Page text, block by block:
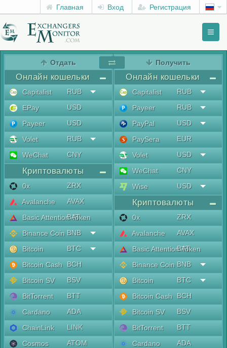
Главная Вход Регистрация
Отдать
Онлайн кошельки
Capitalist
RUB
EPay
USD
Payeer
USD
Volet
RUB
WeChat
CNY
Криптовалюты
0x
ZRX
Avalanche
AVAX
Basic Attention Token
BAT
Binance Coin BNB
Bitcoin
BTC
Bitcoin Cash
BCH
Bitcoin SV
BSV
BitTorrent
BTT
Cardano
ADA
ChainLink
LINK
Cosmos
ATOM
Получить
Онлайн кошельки
Capitalist
RUB
Payeer
RUB
PayPal
USD
PaySera
EUR
Volet
USD
WeChat
CNY
Wise
USD
Криптовалюты
0x
ZRX
Avalanche
AVAX
Basic Attention Token
BAT
Binance Coin BNB
Bitcoin
BTC
Bitcoin Cash
BCH
Bitcoin SV
BSV
BitTorrent
BTT
Cardano
ADA